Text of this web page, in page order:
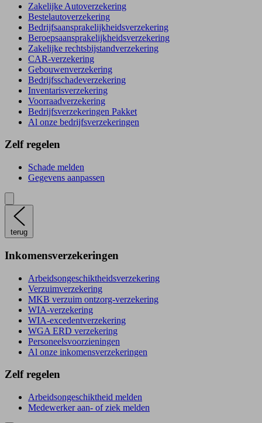
Zakelijke Autoverzekering
Bestelautoverzekering
Bedrijfsaansprakelijkheidsverzekering
Beroepsaansprakelijkheidsverzekering
Zakelijke rechtsbijstandverzekering
CAR-verzekering
Gebouwenverzekering
Bedrijfsschadeverzekering
Inventarisverzekering
Voorraadverzekering
Bedrijfsverzekeringen Pakket
Al onze bedrijfsverzekeringen
Zelf regelen
Schade melden
Gegevens aanpassen
terug
Inkomensverzekeringen
Arbeidsongeschiktheidsverzekering
Verzuimverzekering
MKB verzuim ontzorg-verzekering
WIA-verzekering
WIA-excedentverzekering
WGA ERD verzekering
Personeelsvoorzieningen
Al onze inkomensverzekeringen
Zelf regelen
Arbeidsongeschiktheid melden
Medewerker aan- of ziek melden